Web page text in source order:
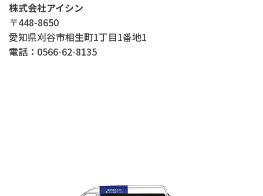
株式会社アイシン
〒448-8650
愛知県刈谷市相生町1丁目1番地1
電話：0566-62-8135